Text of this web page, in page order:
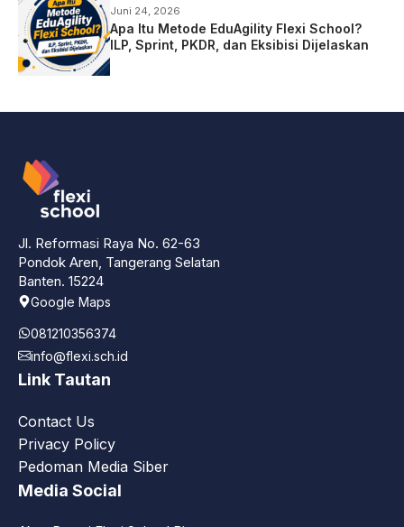
Juni 24, 2026
Apa Itu Metode EduAgility Flexi School?
ILP, Sprint, PKDR, dan Eksibisi Dijelaskan
Jl. Reformasi Raya No. 62-63
Pondok Aren, Tangerang Selatan
Banten. 15224
Google Maps
081210356374
info@flexi.sch.id
Link Tautan
Contact Us
Privacy Policy
Pedoman Media Siber
Media Social